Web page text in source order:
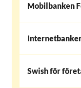
Mobilbanken
Swish för